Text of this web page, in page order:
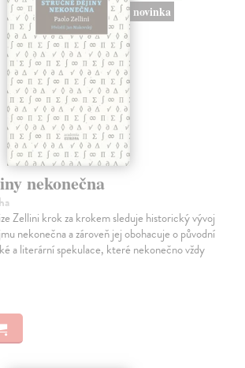
novinka
nekonečna
Zellini krok za krokem sleduje historický vývoj
nekonečna a zároveň jej obohacuje o původní
a literární spekulace, které nekonečno vždy